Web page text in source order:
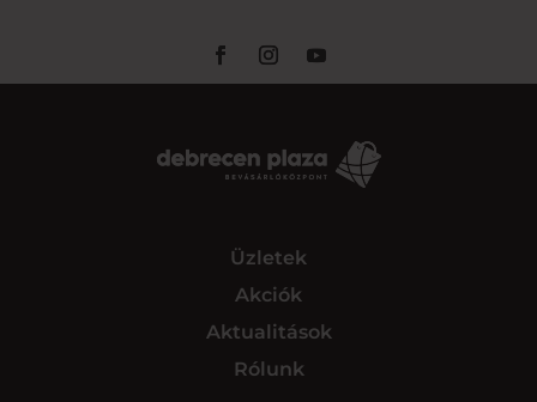
Üzletek
Akciók
Aktualitások
Rólunk